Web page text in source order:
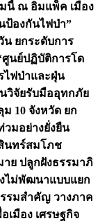
นี้ ณ อิมแพ็ค เมือง
ป้องกันไฟป่า”
ยกระดับการ
ศูนย์ปฏิบัติการโด
ไฟป่าและฝุ่น
วิจัยรับมืออุทกภัย
10 จังหวัด ยก
วมอย่างยั่งยืน
นทร์สมโภช
ย ปลูกฝังธรรมาภิ
ไม่พัฒนาแบบแยก
รรมสำคัญ วางภาค
เมือง เศรษฐกิจ